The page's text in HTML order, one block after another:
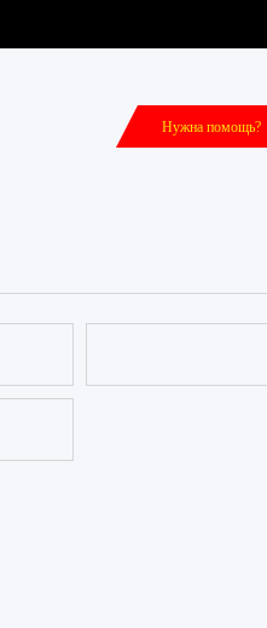
Нужна помощь?